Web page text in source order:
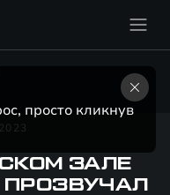
ЗАЛЕ
ПРОЗВУЧАЛ
просто кликнув